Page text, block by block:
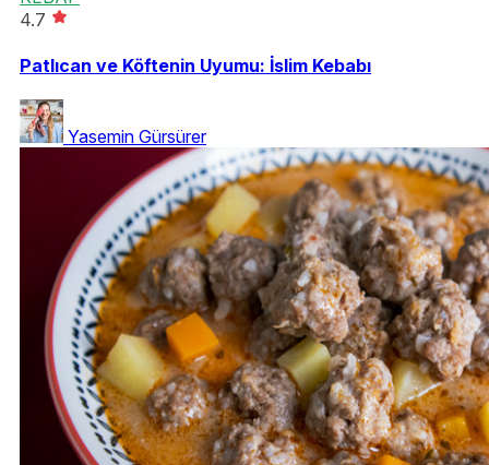
4.7
Patlıcan ve Köftenin Uyumu: İslim Kebabı
Yasemin Gürsürer